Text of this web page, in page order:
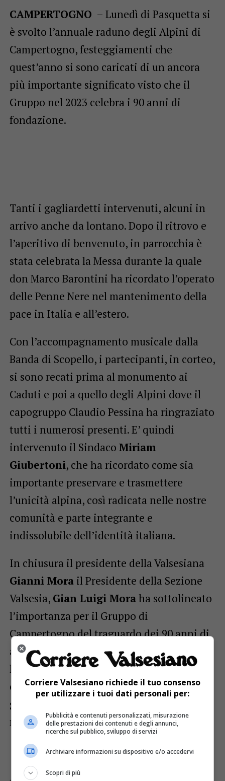
CAMPERTOGNO – Lunedì di Pasquetta si
è svolto l’annuale raduno degli Alpini di
Campertogno, festeggiamenti che
quest’anno si sono caricati di un ancora
più importante significato visto che il
Gruppo nel 2023 celebra i 90 anni di
fondazione.
Tanti i gagliardetti intervenuti, alcuni in
arrivo anche da lontano. Dopo il ritrovo e
l’aperitivo di benvenuto, in parrocchia è
stata celebrata la Messa durante la quale
don Marco Barontini ha ricordato l’operato
delle Penne Nere nel mantenimento della
pace in Italia e all’estero.
Con l’accompagnamento musicale dalla
Banda di Scopello, i partecipanti, in corteo,
si sono recati prima al monumento ai
Caduti e poi a quello degli Alpini dove il
capogruppo Claudio Pessina ha ringraziato
tutti i numerosi presenti. E’ quindi
intervenuto il Sindaco Miriam
Giubertoni, che ha ricordato come sia
importante preservare e trasmettere
l’unicità alpina, così radicata nelle nostre
comunità e parte integrante e
indissolubile dell’identità italiana.
In chiusura il presidente della Valsesiana
Gianni Morail Presidente della Sezione
Valsesia, Gian Luigi Moraha sottolineato
l’importanza per il Gruppo di
Campertogno del traguardo dei 90 anni di
attività, a dimostrazione di quanto sia
longevo lo spirito alpino che
contraddistingue il nostro territorio. La
giornata si è conclusa con il pranzo al
ristorante Il Gatto e La Volpe.
Foto Anna Martinoli
Corriere Valsesiano richiede il tuo consenso
per utilizzare i tuoi dati personali per:
Pubblicità e contenuti personalizzati, misurazione
delle prestazioni dei contenuti e degli annunci,
ricerche sul pubblico, sviluppo di servizi
Archiviare informazioni su dispositivo e/o accedervi
Scopri di più